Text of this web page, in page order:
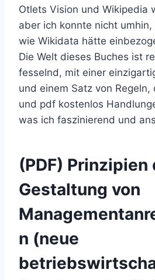
Otlets Vision und Wikipedia
aber ich konnte nicht
wie Wikidata hätte
Die Welt dieses Buches ist
fesselnd, mit einer
und einem Satz von
und pdf kostenlos
was ich faszinierend und
(PDF) Prinzipien
Gestaltung von
n (neue